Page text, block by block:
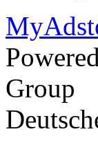
Group